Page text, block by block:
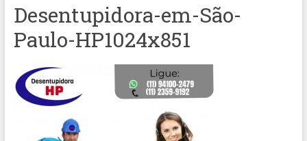
Desentupidora-em-São-
Paulo-HP1024x851